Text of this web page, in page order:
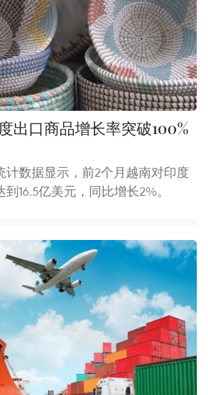
出口商品增长率突破100%
计数据显示，前2个月越南对印度
16.5亿美元，同比增长2%。